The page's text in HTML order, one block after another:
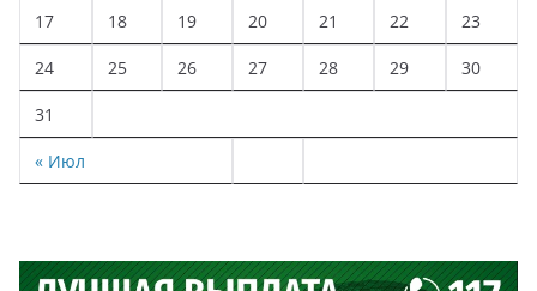
« Июл
17 18 19 20 21 22 23
24 25 26 27 28 29 30
31